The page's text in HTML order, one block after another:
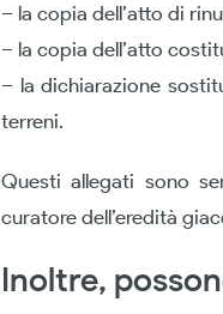
– la copia dell’atto di
– la copia dell’atto
– la dichiarazione
terreni.
Questi allegati sono
curatore dell’eredità
Inoltre,